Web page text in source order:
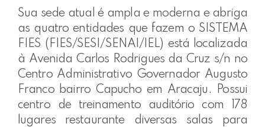
Sua sede atual é ampla e moderna e abriga
as quatro entidades que fazem o SISTEMA
FIES (FIES/SESI/SENAI/IEL) está localizada
à Avenida Carlos Rodrigues da Cruz s/n no
Centro Administrativo Governador Augusto
Franco bairro Capucho em Aracaju. Possui
centro de treinamento auditório com 178
lugares restaurante diversas salas para